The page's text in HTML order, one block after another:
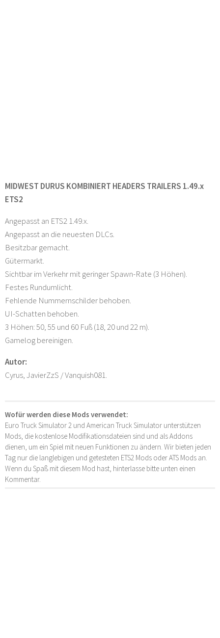
MIDWEST DURUS KOMBINIERT HEADERS TRAILERS 1.49.x
ETS2
Angepasst an ETS2 1.49.x.
Angepasst an die neuesten DLCs.
Besitzbar gemacht.
Gütermarkt.
Sichtbar im Verkehr mit geringer Spawn-Rate (3 Höhen).
Festes Rundumlicht.
Fehlende Nummernschilder behoben.
UI-Schatten behoben.
3 Höhen: 50, 55 und 60 Fuß (18, 20 und 22 m).
Gamelog bereinigen.
Autor:
Cyrus, JavierZzS / Vanquish081.
Wofür werden diese Mods verwendet:
Euro Truck Simulator 2 und American Truck Simulator unterstützen
Mods, die kostenlose Modifikationsdateien sind und als Addons
dienen, um ein Spiel mit neuen Funktionen zu ändern. Wir bieten jeden
Tag nur die langlebigen und getesteten ETS2 Mods oder ATS Mods an.
Wenn du Spaß mit diesem Mod hast, hinterlasse bitte unten einen
Kommentar.